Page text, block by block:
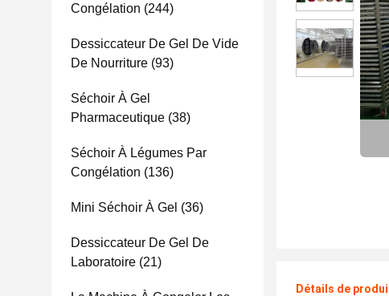
Congélation (244)
Dessiccateur De Gel De Vide
De Nourriture (93)
Séchoir À Gel
Pharmaceutique (38)
Séchoir À Légumes Par
Congélation (136)
Mini Séchoir À Gel (36)
Dessiccateur De Gel De
Laboratoire (21)
Détails de